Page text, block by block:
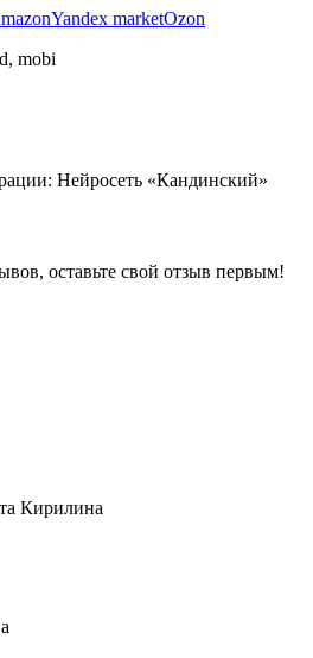
Yandex marketOzon
mobi
: Нейросеть «Кандинский»
оставьте свой отзыв первым!
Кирилина